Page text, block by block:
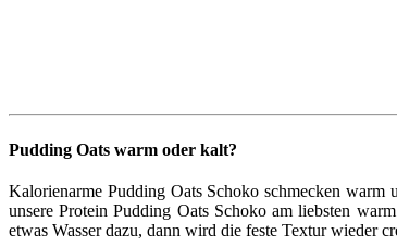
Pudding Oats warm oder kalt?
Kalorienarme Pudding Oats Schoko schmecken
unsere Protein Pudding Oats Schoko am liebsten
etwas Wasser dazu, dann wird die feste Textur wieder